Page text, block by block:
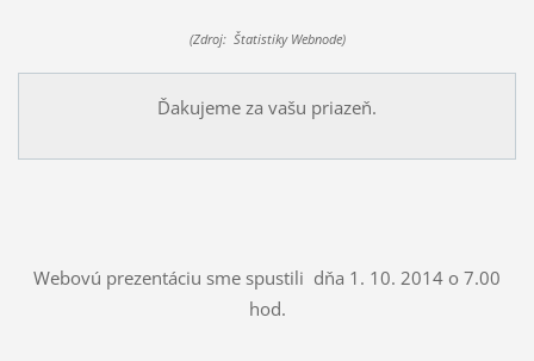
(Zdroj: Štatistiky Webnode)
Ďakujeme za vašu priazeň.
Webovú prezentáciu sme spustili dňa 1. 10. 2014 o 7.00
hod.